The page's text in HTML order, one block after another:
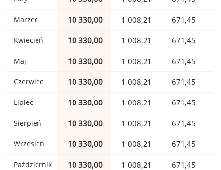
Marzec 10 330,00 1 008,21 671,45
Kwiecień 10 330,00 1 008,21 671,45
Maj 10 330,00 1 008,21 671,45
Czerwiec 10 330,00 1 008,21 671,45
Lipiec 10 330,00 1 008,21 671,45
Sierpień 10 330,00 1 008,21 671,45
Wrzesień 10 330,00 1 008,21 671,45
Październik 10 330,00 1 008,21 671,45